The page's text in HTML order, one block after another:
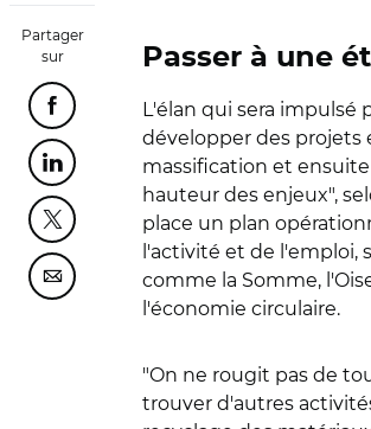
Partager
sur
Partager cette page sur Facebook
Partager cette page sur Linkedin
Partager cette page sur Twitter
Partager cette page sur Courriel
Passer à une
L'élan qui sera impulsé
développer des projets
massification et
hauteur des enjeux",
place un plan
l'activité et de l'emploi,
comme la Somme,
l'économie circulaire.
"On ne rougit pas de
trouver d'autres